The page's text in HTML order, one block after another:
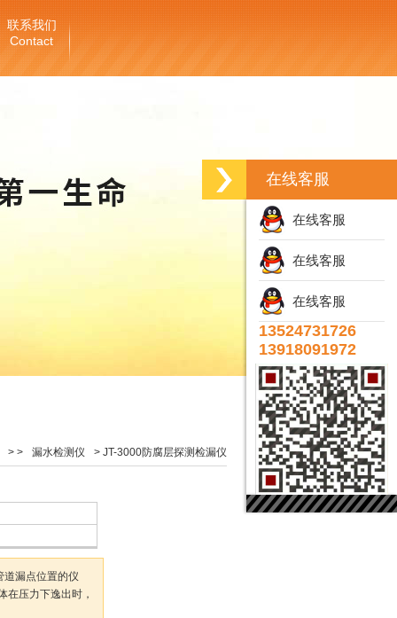
联系我们
Contact
> > 漏水检测仪 > JT-3000防腐层探测检漏仪
道漏点位置的仪
在压力下逸出时，
在线客服
在线客服
在线客服
在线客服
13524731726
13918091972